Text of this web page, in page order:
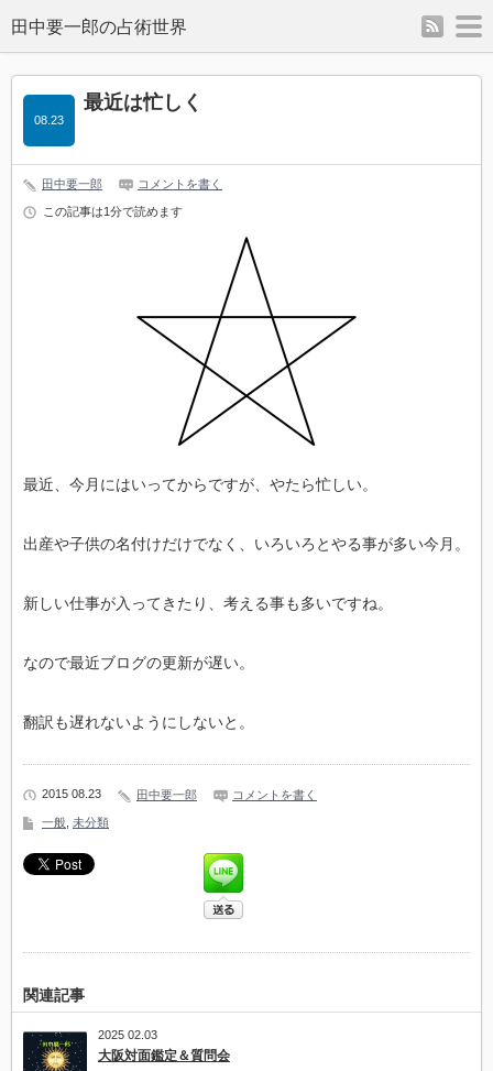
rss
最近は忙しく
08.23
田中要一郎 コメントを書く
この記事は1分で読めます
最近、今月にはいってからですが、やたら忙しい。
出産や子供の名付けだけでなく、いろいろとやる事が多い今月。
新しい仕事が入ってきたり、考える事も多いですね。
なので最近ブログの更新が遅い。
翻訳も遅れないようにしないと。
2015 08.23 田中要一郎 コメントを書く
一般 未分類
関連記事
2025 02.03
大阪対面鑑定＆質問会